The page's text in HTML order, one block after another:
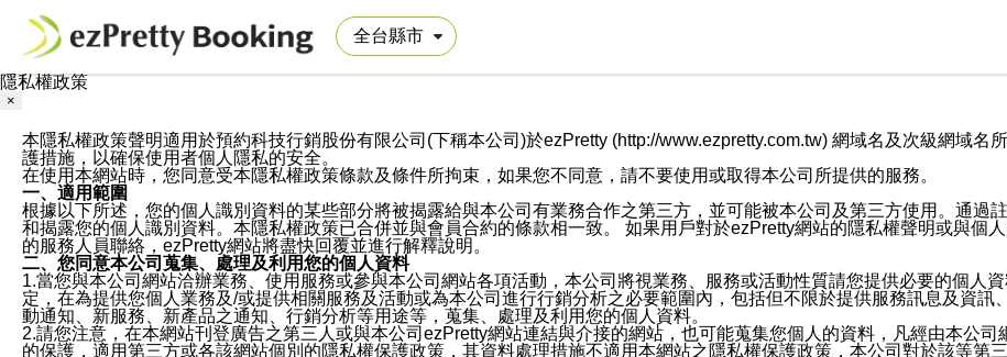
隱私權政策
×
本隱私權政策聲明適用於預約科技行銷股份有限公司(下稱本公司)於ezPretty (http://www.ezpretty.com.tw) 網域名及次級網域名
護措施，以確保使用者個人隱私的安全。
在使用本網站時，您同意受本隱私權政策條款及條件所拘束，如果您不同意，請不要使用或取得本公司所提供的服務。
一、適用範圍
根據以下所述，您的個人識別資料的某些部分將被揭露給與本公司有業務合作之第三方，並可能被本公司及第三方使用。通過
和揭露您的個人識別資料。本隱私權政策已合併並與會員合約的條款相一致。 如果用戶對於ezPretty網站的隱私權聲明或與個
的服務人員聯絡，ezPretty網站將盡快回覆並進行解釋說明。
二、您同意本公司蒐集、處理及利用您的個人資料
1.當您與本公司網站洽辦業務、使用服務或參與本公司網站各項活動，本公司將視業務、服務或活動性質請您提供必要的個人
定，在為提供您個人業務及/或提供相關服務及活動或為本公司進行行銷分析之必要範圍內，包括但不限於提供服務訊息及資
動通知、新服務、新產品之通知、行銷分析等用途等，蒐集、處理及利用您的個人資料。
2.請您注意，在本網站刊登廣告之第三人或與本公司ezPretty網站連結與介接的網站，也可能蒐集您個人的資料，凡經由本公
的保護，適用第三方或各該網站個別的隱私權保護政策，其資料處理措施不適用本網站之隱私權保護政策，本公司對於該等第